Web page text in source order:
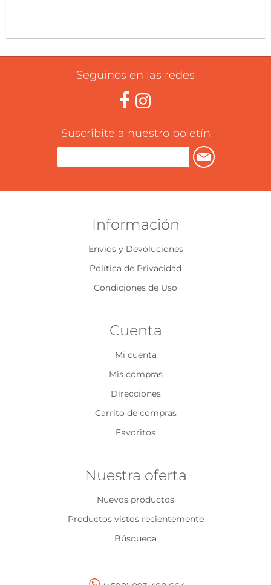
Seguinos en las redes
Suscribite a nuestro boletín
Información
Envíos y Devoluciones
Política de Privacidad
Condiciones de Uso
Cuenta
Mi cuenta
Mis compras
Direcciones
Carrito de compras
Favoritos
Nuestra oferta
Nuevos productos
Productos vistos recientemente
Búsqueda